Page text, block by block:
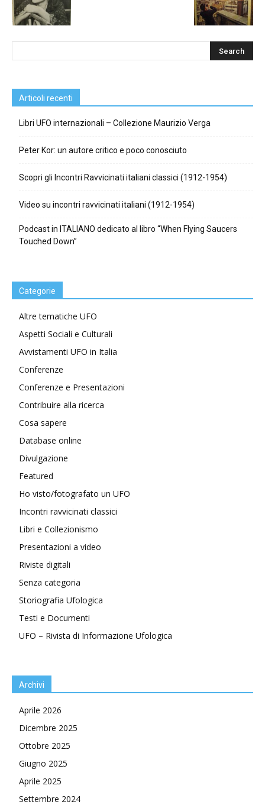
Articoli recenti
Libri UFO internazionali – Collezione Maurizio Verga
Peter Kor: un autore critico e poco conosciuto
Scopri gli Incontri Ravvicinati italiani classici (1912-1954)
Video su incontri ravvicinati italiani (1912-1954)
Podcast in ITALIANO dedicato al libro “When Flying Saucers
Touched Down”
Categorie
Altre tematiche UFO
Aspetti Sociali e Culturali
Avvistamenti UFO in Italia
Conferenze
Conferenze e Presentazioni
Contribuire alla ricerca
Cosa sapere
Database online
Divulgazione
Featured
Ho visto/fotografato un UFO
Incontri ravvicinati classici
Libri e Collezionismo
Presentazioni a video
Riviste digitali
Senza categoria
Storiografia Ufologica
Testi e Documenti
UFO – Rivista di Informazione Ufologica
Archivi
Aprile 2026
Dicembre 2025
Ottobre 2025
Giugno 2025
Aprile 2025
Settembre 2024